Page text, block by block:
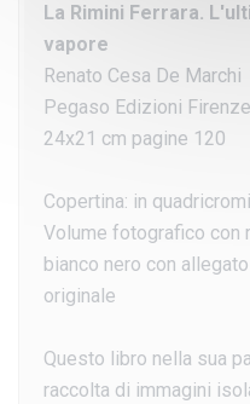
La Rimini Ferrara.
vapore
Renato Cesa De Marchi
Pegaso Edizioni Firenze
24x21 cm pagine 120
Copertina: in
Volume fotografico con
bianco nero con
originale
Questo libro nella sua
raccolta di immagini